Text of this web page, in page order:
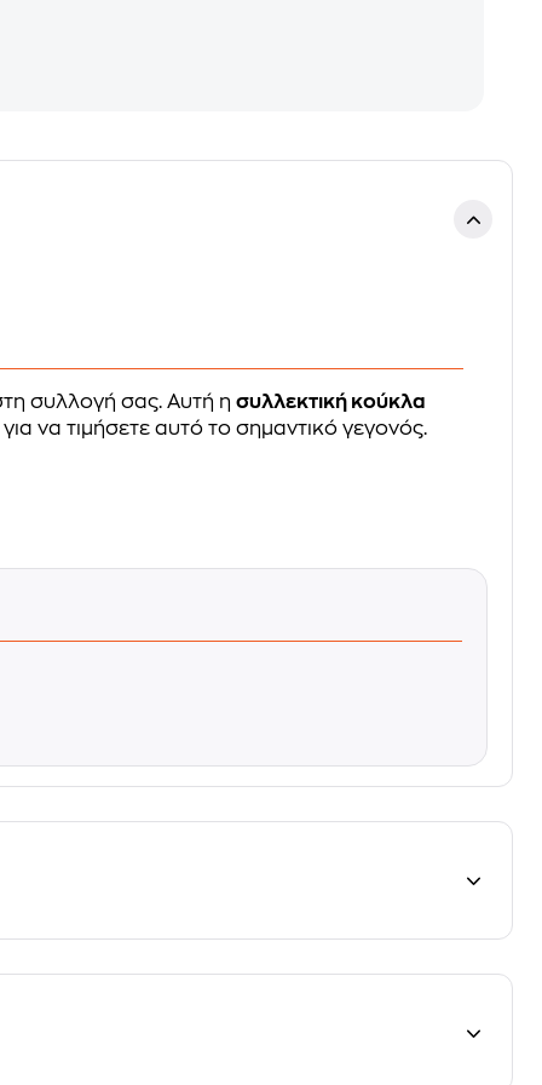
συλλογή σας. Αυτή η συλλεκτική κούκλα
να τιμήσετε αυτό το σημαντικό γεγονός.